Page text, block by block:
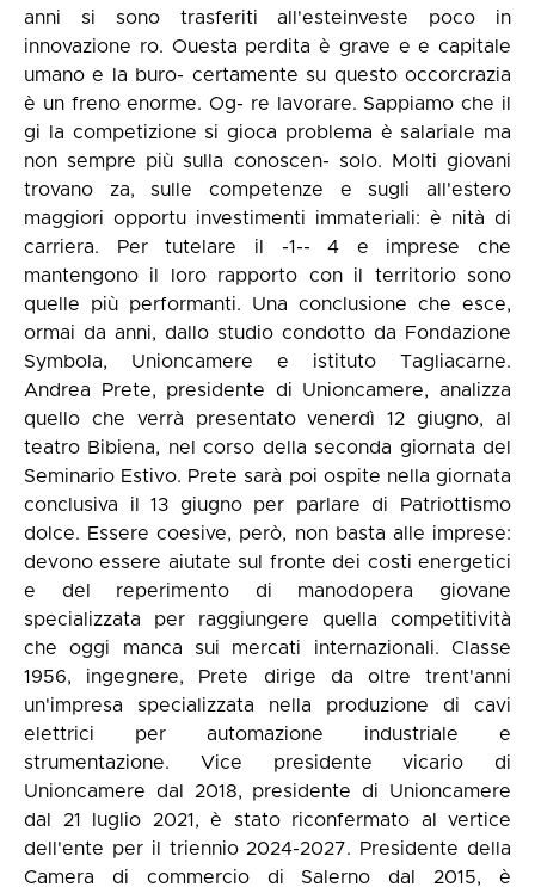
anni si sono trasferiti all'esteinveste poco in
innovazione ro. Ouesta perdita è grave e e capitale
umano e la buro- certamente su questo occorcrazia
è un freno enorme. Og- re lavorare. Sappiamo che il
gi la competizione si gioca problema è salariale ma
non sempre più sulla conoscen- solo. Molti giovani
trovano za, sulle competenze e sugli all'estero
maggiori opportu investimenti immateriali: è nità di
carriera. Per tutelare il -1-- 4 e imprese che
mantengono il loro rapporto con il territorio sono
quelle più performanti. Una conclusione che esce,
ormai da anni, dallo studio condotto da Fondazione
Symbola, Unioncamere e istituto Tagliacarne.
Andrea Prete, presidente di Unioncamere, analizza
quello che verrà presentato venerdì 12 giugno, al
teatro Bibiena, nel corso della seconda giornata del
Seminario Estivo. Prete sarà poi ospite nella giornata
conclusiva il 13 giugno per parlare di Patriottismo
dolce. Essere coesive, però, non basta alle imprese:
devono essere aiutate sul fronte dei costi energetici
e del reperimento di manodopera giovane
specializzata per raggiungere quella competitività
che oggi manca sui mercati internazionali. Classe
1956, ingegnere, Prete dirige da oltre trent'anni
un'impresa specializzata nella produzione di cavi
elettrici per automazione industriale e
strumentazione. Vice presidente vicario di
Unioncamere dal 2018, presidente di Unioncamere
dal 21 luglio 2021, è stato riconfermato al vertice
dell'ente per il triennio 2024-2027. Presidente della
Camera di commercio di Salerno dal 2015, è